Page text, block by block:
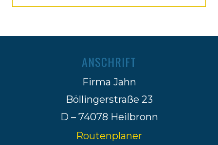
ANSCHRIFT
Firma Jahn
Böllingerstraße 23
D – 74078 Heilbronn
Routenplaner